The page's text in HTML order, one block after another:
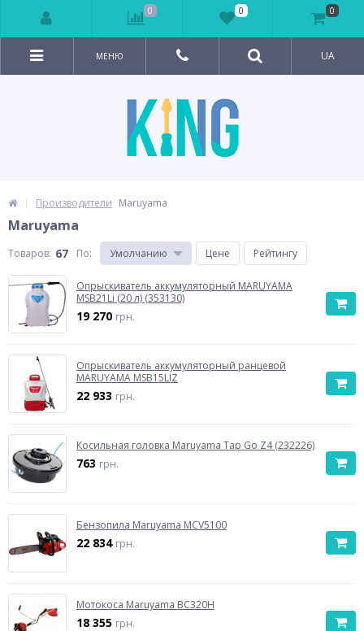
МЕНЮ UA
Производители Maruyama
Maruyama
Товаров: 67 По: Умолчанию Цене Рейтингу
Опрыскиватель аккумуляторный MARUYAMA
MSB21Li (20 л) (353130)
19 270 грн.
Опрыскиватель аккумуляторный ранцевой
MARUYAMA MSB15LIZ
22 933 грн.
Косильная головка Maruyama Tap Go Z4 (232226)
763 грн.
Бензопила Maruyama MCV5100
22 834 грн.
Мотокоса Maruyama BC320H
18 355 грн.
0 0 0